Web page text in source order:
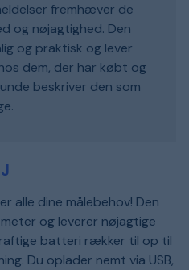
fremhæver de
og nøjagtighed. Den
og praktisk og lever
dem, der har købt og
beskriver den som
alle dine målebehov! Den
og leverer nøjagtige
batteri rækker til op til
Du oplader nemt via USB,